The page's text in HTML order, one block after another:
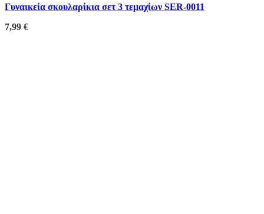
Γυναικεία σκουλαρίκια σετ 3 τεμαχίων SER-0011
7,99 €